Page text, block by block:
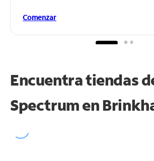
Comenzar
Encuentra tiendas
Spectrum en